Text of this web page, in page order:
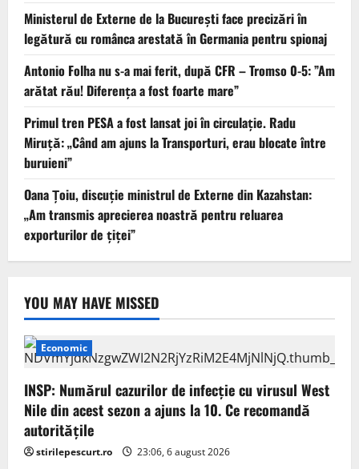
Ministerul de Externe de la București face precizări în
legătură cu românca arestată în Germania pentru spionaj
Antonio Folha nu s-a mai ferit, după CFR – Tromso 0-5: ”Am
arătat rău! Diferența a fost foarte mare”
Primul tren PESA a fost lansat joi în circulație. Radu
Miruță: „Când am ajuns la Transporturi, erau blocate între
buruieni”
Oana Țoiu, discuție ministrul de Externe din Kazahstan:
„Am transmis aprecierea noastră pentru reluarea
exporturilor de țiței”
YOU MAY HAVE MISSED
Economic
INSP: Numărul cazurilor de infecţie cu virusul West
Nile din acest sezon a ajuns la 10. Ce recomandă
autoritățile
stirilepescurt.ro 23:06, 6 august 2026